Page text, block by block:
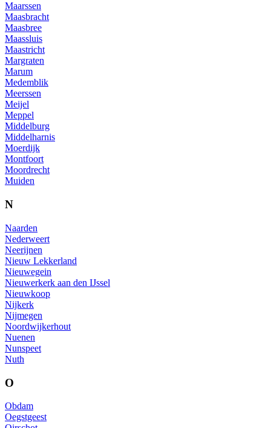
Maarssen
Maasbracht
Maasbree
Maassluis
Maastricht
Margraten
Marum
Medemblik
Meerssen
Meijel
Meppel
Middelburg
Middelharnis
Moerdijk
Montfoort
Moordrecht
Muiden
N
Naarden
Nederweert
Neerijnen
Nieuw Lekkerland
Nieuwegein
Nieuwerkerk aan den IJssel
Nieuwkoop
Nijkerk
Nijmegen
Noordwijkerhout
Nuenen
Nunspeet
Nuth
O
Obdam
Oegstgeest